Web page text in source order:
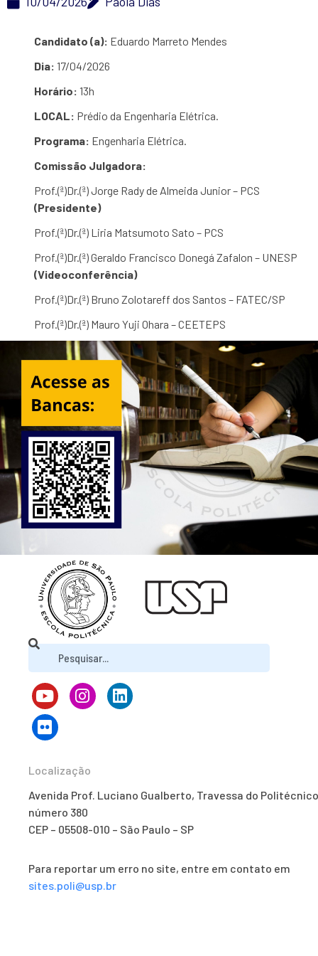
Candidato (a): Eduardo Marreto Mendes
Dia: 17/04/2026
Horário: 13h
LOCAL: Prédio da Engenharia Elétrica.
Programa: Engenharia Elétrica.
Comissão Julgadora:
Prof.(ª)Dr.(ª) Jorge Rady de Almeida Junior – PCS
(Presidente)
Prof.(ª)Dr.(ª) Liria Matsumoto Sato – PCS
Prof.(ª)Dr.(ª) Geraldo Francisco Donegá Zafalon – UNESP
(Videoconferência)
Prof.(ª)Dr.(ª) Bruno Zolotareff dos Santos – FATEC/SP
Prof.(ª)Dr.(ª) Mauro Yuji Ohara – CEETEPS
Localização
Avenida Prof. Luciano Gualberto, Travessa do
número 380
CEP – 05508-010 – São Paulo – SP
Para reportar um erro no site, entre em contato em
sites.poli@usp.br